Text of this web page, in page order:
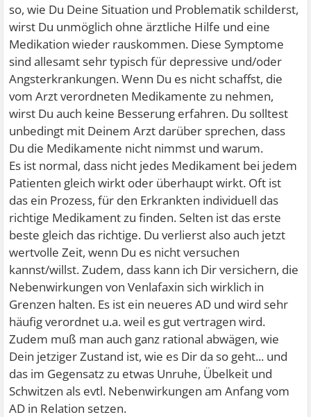
so, wie Du Deine Situation und Problematik schilderst,
wirst Du unmöglich ohne ärztliche Hilfe und eine
Medikation wieder rauskommen. Diese Symptome
sind allesamt sehr typisch für depressive und/oder
Angsterkrankungen. Wenn Du es nicht schaffst, die
vom Arzt verordneten Medikamente zu nehmen,
wirst Du auch keine Besserung erfahren. Du solltest
unbedingt mit Deinem Arzt darüber sprechen, dass
Du die Medikamente nicht nimmst und warum.
Es ist normal, dass nicht jedes Medikament bei jedem
Patienten gleich wirkt oder überhaupt wirkt. Oft ist
das ein Prozess, für den Erkrankten individuell das
richtige Medikament zu finden. Selten ist das erste
beste gleich das richtige. Du verlierst also auch jetzt
wertvolle Zeit, wenn Du es nicht versuchen
kannst/willst. Zudem, dass kann ich Dir versichern, die
Nebenwirkungen von Venlafaxin sich wirklich in
Grenzen halten. Es ist ein neueres AD und wird sehr
häufig verordnet u.a. weil es gut vertragen wird.
Zudem muß man auch ganz rational abwägen, wie
Dein jetziger Zustand ist, wie es Dir da so geht... und
das im Gegensatz zu etwas Unruhe, Übelkeit und
Schwitzen als evtl. Nebenwirkungen am Anfang vom
AD in Relation setzen.